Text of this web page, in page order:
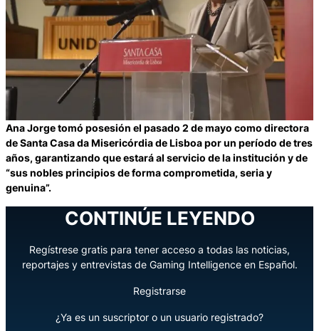
Ana Jorge tomó posesión el pasado 2 de mayo como directora
de Santa Casa da Misericórdia de Lisboa por un período de tres
años, garantizando que estará al servicio de la institución y de
“sus nobles principios de forma comprometida, seria y
genuina”.
CONTINÚE LEYENDO
Regístrese gratis para tener acceso a todas las noticias,
reportajes y entrevistas de Gaming Intelligence en Español.
Registrarse
¿Ya es un suscriptor o un usuario registrado?